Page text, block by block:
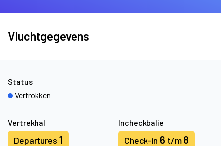
Vluchtgegevens
Vertrekhal
Departures 1
Incheckbalie
Check-in 6 t/m 8
Status
Vertrokken